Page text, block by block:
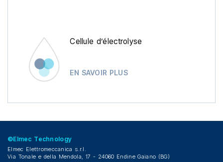
Cellule d’électrolyse
EN SAVOIR PLUS
©Elmec Technology
Elmec Elettromeccanica s.r.l.
Via Tonale e della Mendola, 17 - 24060 Endine Gaiano (BG)